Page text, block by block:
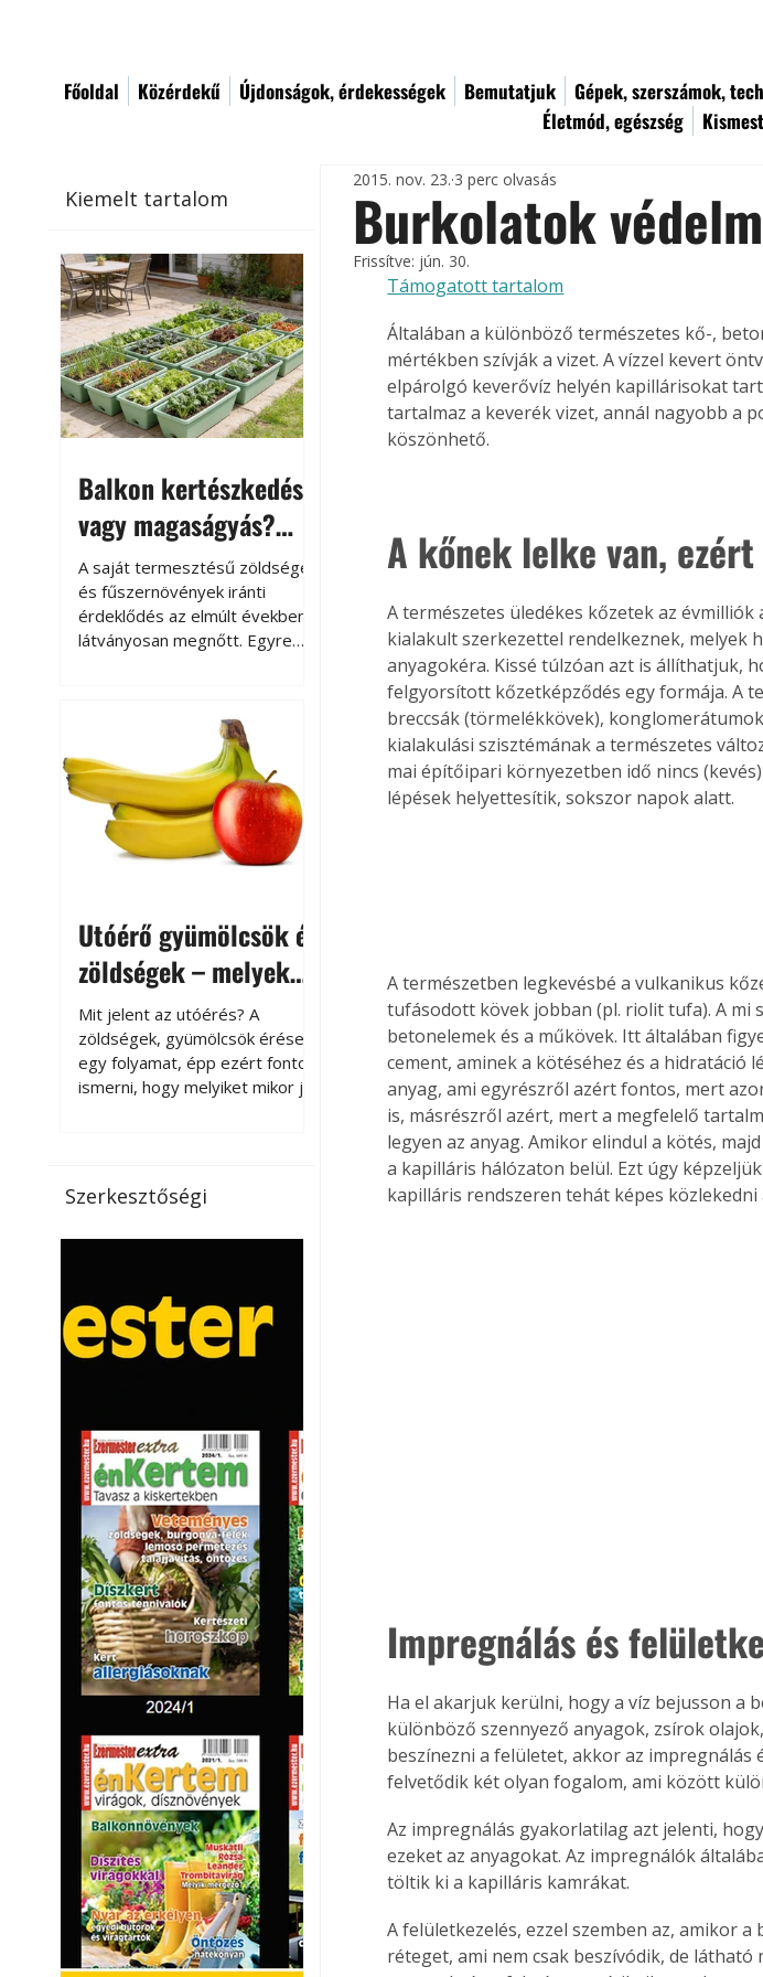
Főoldal Közérdekű Újdonságok, érdekességek Bemutatjuk Gépek, szerszámok,
Életmód, egészség
Kiemelt tartalom
Balkon kertészkedés
vagy magaságyás?
Helytakarékos
kertészkedés
A saját termesztésű zöldségek
és fűszernövények iránti
érdeklődés az elmúlt években
látványosan megnőtt. Egyre
kertészkedés sokak számára
kikapcsolódást és feltöltődést
is jelent.
Utóérő gyümölcsök és
zöldségek – melyek
érnek tovább leszedés
után?
Mit jelent az utóérés? A
zöldségek, gyümölcsök érése
egy folyamat, épp ezért fontos
ismerni, hogy melyiket mikor jó
paradicsomot sokszor
gazdasági érettségben, azaz
Utóérik eközben, de nem lesz
olyan ízű, mint amit a saját
kertünkben, biológiai
tárolható h
Szerkesztőségi
Burkolatok
2015. nov. 23. 3 perc olvasás
Frissítve: jún. 30.
Támogatott tartalom
Általában a különböző természetes kő-,
mértékben szívják a vizet. A vízzel kevert
elpárolgó keverővíz helyén kapillárisokat
tartalmaz a keverék vizet, annál nagyobb a
köszönhető.
A kőnek lelke van,
A természetes üledékes kőzetek az
kialakult szerkezettel rendelkeznek, melyek
anyagokéra. Kissé túlzóan azt is állíthatjuk,
felgyorsított kőzetképződés egy formája. A
breccsák (törmelékkövek),
kialakulási szisztémának a természetes
mai építőipari környezetben idő nincs
lépések helyettesítik, sokszor napok alatt.
A természetben legkevésbé a vulkanikus
tufásodott kövek jobban (pl. riolit tufa). A
betonelemek és a műkövek. Itt általában
cement, aminek a kötéséhez és a hidratáció
anyag, ami egyrészről azért fontos, mert
is, másrészről azért, mert a megfelelő
legyen az anyag. Amikor elindul a kötés,
a kapilláris hálózaton belül. Ezt úgy
kapilláris rendszeren tehát képes közlekedni
Impregnálás és
Ha el akarjuk kerülni, hogy a víz bejusson a
különböző szennyező anyagok, zsírok
beszínezni a felületet, akkor az
felvetődik két olyan fogalom, ami között
Az impregnálás gyakorlatilag azt jelenti,
ezeket az anyagokat. Az impregnálók
töltik ki a kapilláris kamrákat.
A felületkezelés, ezzel szemben az, amikor
réteget, ami nem csak beszívódik, de